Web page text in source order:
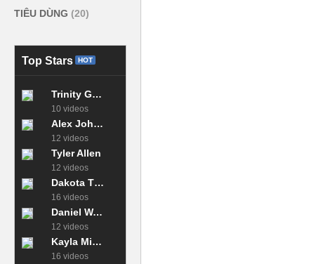
TIÊU DÙNG (20)
Top Stars HOT
Trinity Green
10 videos
Alex Johnson
12 videos
Tyler Allen
12 videos
Dakota Thomas
16 videos
Daniel Walker
12 videos
Kayla Miller
16 videos